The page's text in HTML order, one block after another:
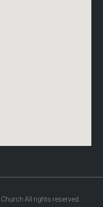
All rights reserved.